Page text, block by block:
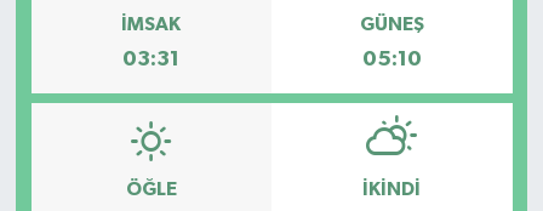
İMSAK
03:31
GÜNEŞ
05:10
ÖĞLE İKINDI